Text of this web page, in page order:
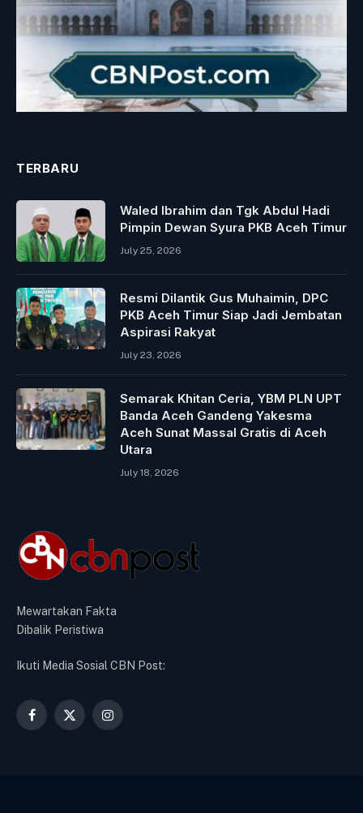
TERBARU
Waled Ibrahim dan Tgk Abdul Hadi
Pimpin Dewan Syura PKB Aceh Timur
July 25, 2026
Resmi Dilantik Gus Muhaimin, DPC
PKB Aceh Timur Siap Jadi Jembatan
Aspirasi Rakyat
July 23, 2026
Semarak Khitan Ceria, YBM PLN UPT
Banda Aceh Gandeng Yakesma
Aceh Sunat Massal Gratis di Aceh
Utara
July 18, 2026
Mewartakan Fakta
Dibalik Peristiwa
Ikuti Media Sosial CBN Post:
Facebook
X
Instagram